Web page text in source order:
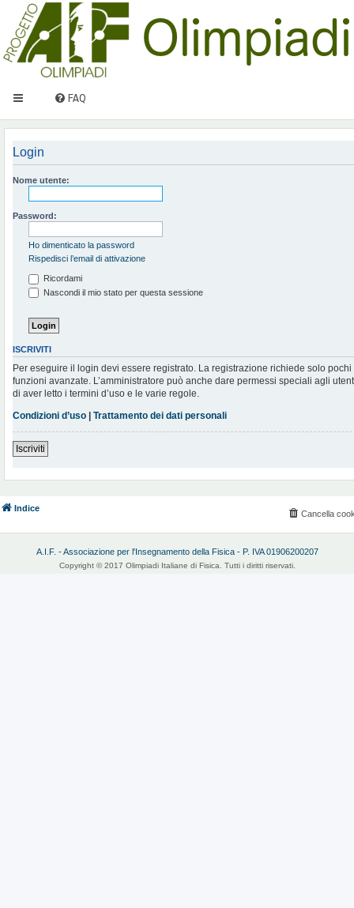
FAQ
Login
Nome utente:
Password:
Ho dimenticato la password
Rispedisci l’email di attivazione
Ricordami
Nascondi il mio stato per questa sessione
ISCRIVITI
Per eseguire il login devi essere registrato. La registrazione richiede solo
funzioni avanzate. L’amministratore può anche dare permessi speciali agli
di aver letto i termini d’uso e le varie regole.
Condizioni d’uso | Trattamento dei dati personali
Iscriviti
Indice
Cancella
A.I.F. - Associazione per l'Insegnamento della Fisica - P. IVA 01906200207
Copyright © 2017 Olimpiadi Italiane di Fisica. Tutti i diritti riservati.